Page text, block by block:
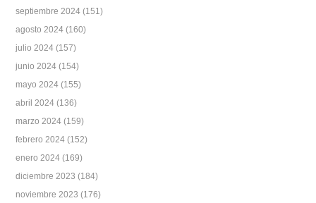
septiembre 2024 (151)
agosto 2024 (160)
julio 2024 (157)
junio 2024 (154)
mayo 2024 (155)
abril 2024 (136)
marzo 2024 (159)
febrero 2024 (152)
enero 2024 (169)
diciembre 2023 (184)
noviembre 2023 (176)